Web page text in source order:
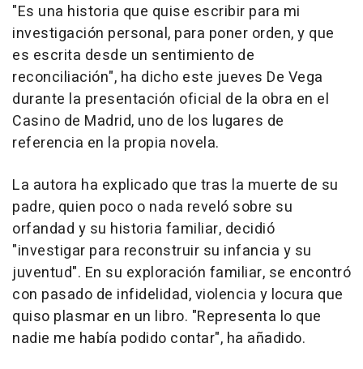
"Es una historia que quise escribir para mi
investigación personal, para poner orden, y que
es escrita desde un sentimiento de
reconciliación", ha dicho este jueves De Vega
durante la presentación oficial de la obra en el
Casino de Madrid, uno de los lugares de
referencia en la propia novela.
La autora ha explicado que tras la muerte de su
padre, quien poco o nada reveló sobre su
orfandad y su historia familiar, decidió
"investigar para reconstruir su infancia y su
juventud". En su exploración familiar, se encontró
con pasado de infidelidad, violencia y locura que
quiso plasmar en un libro. "Representa lo que
nadie me había podido contar", ha añadido.